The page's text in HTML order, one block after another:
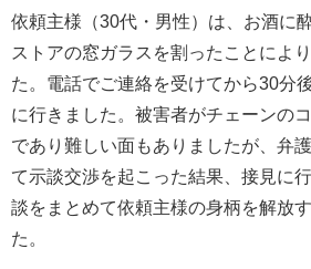
依頼主様（30代・男性）は、お酒に
ストアの窓ガラスを割ったことによ
た。電話でご連絡を受けてから30分
に行きました。被害者がチェーンの
であり難しい面もありましたが、弁
て示談交渉を起こった結果、接見に
談をまとめて依頼主様の身柄を解放
た。